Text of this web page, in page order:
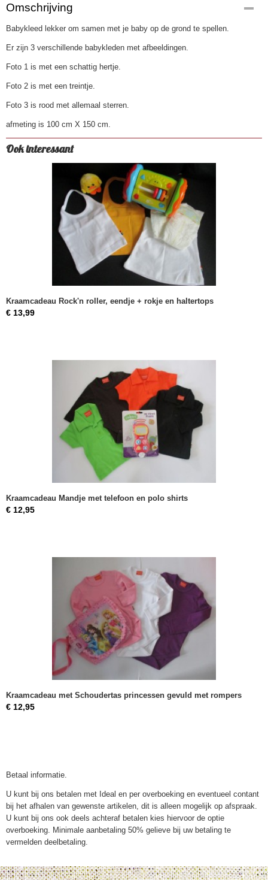
Productcode
13
Omschrijving
Babykleed lekker om samen met je baby op de grond te spellen.
Er zijn 3 verschillende babykleden met afbeeldingen.
Foto 1 is met een schattig hertje.
Foto 2 is met een treintje.
Foto 3 is rood met allemaal sterren.
afmeting is 100 cm X 150 cm.
Ook interessant
Kraamcadeau Rock'n roller, eendje + rokje en haltertops
€ 13,99
Kraamcadeau Mandje met telefoon en polo shirts
€ 12,95
Kraamcadeau met Schoudertas princessen gevuld met rompers
€ 12,95
Betaal informatie.
U kunt bij ons betalen met Ideal en per overboeking en eventueel contant
bij het afhalen van gewenste artikelen, dit is alleen mogelijk op afspraak.
U kunt bij ons ook deels achteraf betalen kies hiervoor de optie
overboeking. Minimale aanbetaling 50% gelieve bij uw betaling te
vermelden deelbetaling.